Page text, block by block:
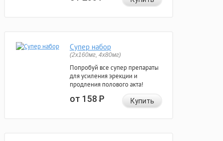
Супер набор
(2х160мг, 4х80мг)
Попробуй все супер препараты
для усиления эрекции и
продления полового акта!
от 158Р Купить